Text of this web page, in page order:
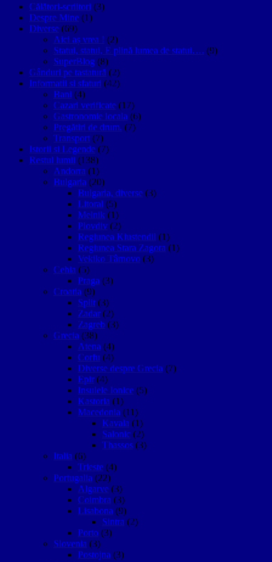
Călători-scriitori (3)
Despre Mine (1)
Diverse (69)
Aici aș vrea ! (2)
Statui, statui, E plină lumea de statui…. (9)
SuperBlog (8)
Gânduri pe tastatură (2)
Informatii si sfaturi (42)
Bani (4)
Cazari verificate (17)
Gastronomie locala (6)
Pregătiri de drum. (7)
Transport (7)
Istorii si Legende (7)
Restul lumii (138)
Andorra (1)
Bulgaria (20)
Bulgaria, diverse (3)
Litoral (5)
Melnik (1)
Plovdiv (2)
Regiunea Kiustendil (1)
Regiunea Stara Zagora (1)
Vekiko Târnovo (3)
Cehia (5)
Praga (3)
Croatia (9)
Split (3)
Zadar (2)
Zagreb (3)
Grecia (38)
Atena (4)
Corfu (4)
Diverse despre Grecia (7)
Epir (4)
Insulele Ionice (5)
Kastoria (1)
Macedonia (11)
Kavala (1)
Salonic (2)
Thassos (3)
Italia (6)
Trieste (4)
Portugalia (22)
Algarve (3)
Coimbra (3)
Lisabona (9)
Sintra (2)
Porto (3)
Slovenia (3)
Postojna (3)